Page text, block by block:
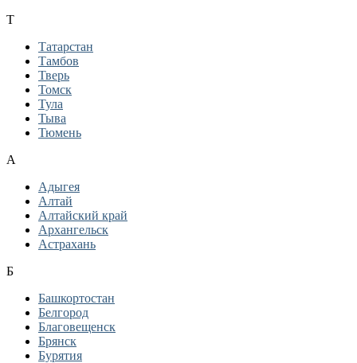
Т
Татарстан
Тамбов
Тверь
Томск
Тула
Тыва
Тюмень
А
Адыгея
Алтай
Алтайский край
Архангельск
Астрахань
Б
Башкортостан
Белгород
Благовещенск
Брянск
Бурятия